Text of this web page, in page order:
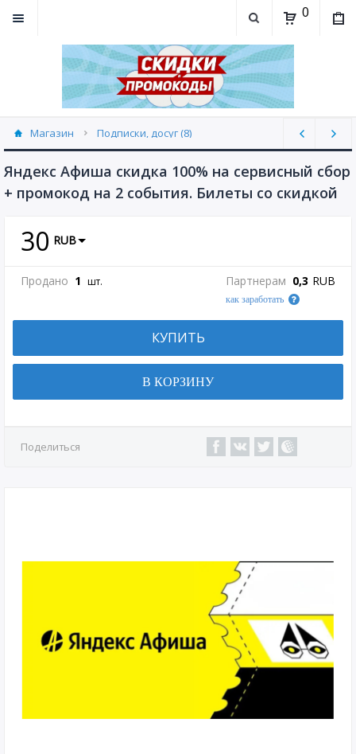
0
Магазин Подписки, досуг (8)
Яндекс Афиша скидка 100% на сервисный сбор
+ промокод на 2 события. Билеты со скидкой
30 RUB
Продано 1 шт. Партнерам 0,3 RUB
как заработать
КУПИТЬ
В КОРЗИНУ
Поделиться